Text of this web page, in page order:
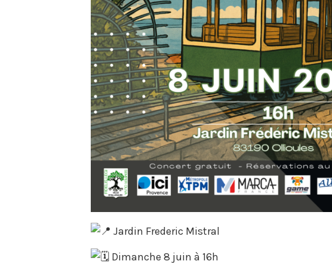
Jardin Frederic Mistral
Dimanche 8 juin à 16h